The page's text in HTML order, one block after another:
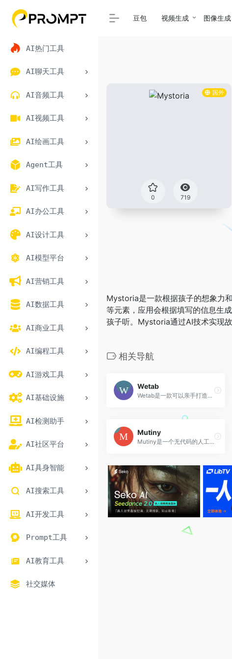
AI热门工具
AI聊天工具
AI音频工具
AI视频工具
AI绘画工具
Agent工具
AI写作工具
AI办公工具
AI设计工具
AI模型平台
AI营销工具
AI数据工具
AI商业工具
AI编程工具
AI游戏工具
AI基础设施
AI检测助手
AI社区平台
AI具身智能
AI搜索工具
AI开发工具
Prompt工具
AI教育工具
社交媒体
豆包 视频生成 图像生成
国外
0 719
Mystoria是一款根据孩子的想象力
等元素，应用会根据填写的信息生
孩子听。Mystoria通过AI技术实现
相关导航
Wetab
Wetab是一款可以亲手打造属于自己的高颜值主页的小组件新标签页插件。WeTab新标签页整合了wetabGPT,自由使用GPT。支持自定义小组件、壁纸、搜索引擎等,内置天气、倒计时等实用小组件。可自定义深色或浅色模式,左侧栏、底部栏等。登录账号可在不同设备同步数据。功能强大,让你的标签页整洁美观,充满无限可能。
Mutiny
Mutiny是一个无代码的人工智能平台，帮助市场营销人员将潜在客户转化为收入，无需工程师。Mutiny提供个性化网站体验、营销自动化和数据分析等功能，帮助企业提高转化率、增加销售额。定价根据使用规模和功能需求而定。